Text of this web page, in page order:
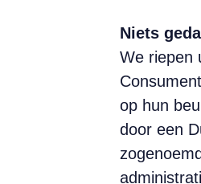
Niets
We riepen
op hun
door een